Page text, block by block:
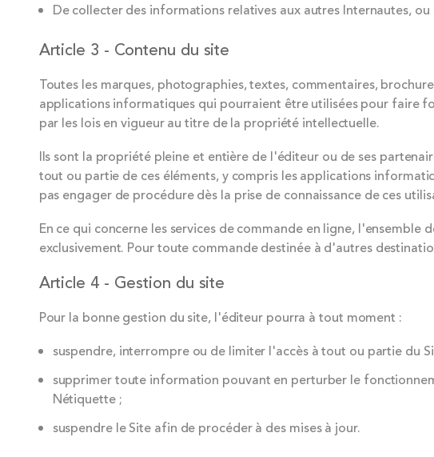
De collecter des informations relatives aux autres Internautes,
Article 3 - Contenu du site
Toutes les marques, photographies, textes, commentaires,
applications informatiques qui pourraient être utilisées pour faire
par les lois en vigueur au titre de la propriété intellectuelle.
Ils sont la propriété pleine et entière de l'éditeur ou de ses
tout ou partie de ces éléments, y compris les applications
pas engager de procédure dès la prise de connaissance de ces
En ce qui concerne les services de commande en ligne,
exclusivement. Pour toute commande destinée à d'autres
Article 4 - Gestion du site
Pour la bonne gestion du site, l'éditeur pourra à tout moment :
suspendre, interrompre ou de limiter l'accès à tout ou partie du
supprimer toute information pouvant en perturber le
Nétiquette ;
suspendre le Site afin de procéder à des mises à jour.